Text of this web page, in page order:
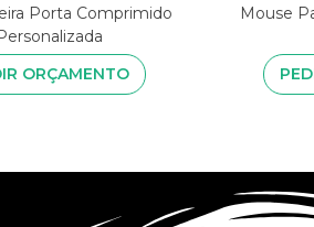
Porta Comprimido
ORÇAMENTO
Mouse